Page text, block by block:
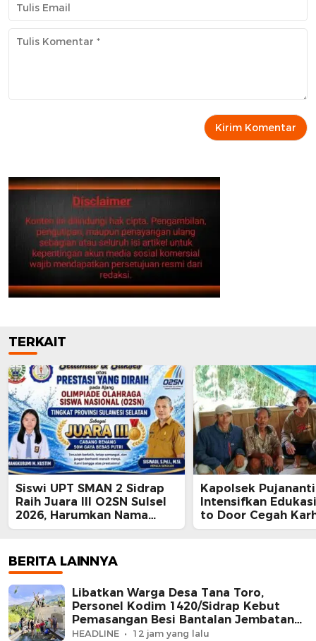
TERKAIT
Siswi UPT SMAN 2 Sidrap
Raih Juara III O2SN Sulsel
2026, Harumkan Nama
Daerah di Cabang Renang
Kapolsek
Intensifkan
to Door Cegah
Ajak Warga Tidak
BERITA LAINNYA
Libatkan Warga Desa Tana Toro,
Personel Kodim 1420/Sidrap Kebut
Pemasangan Besi Bantalan Jembatan
Beton
HEADLINE 12 jam yang lalu